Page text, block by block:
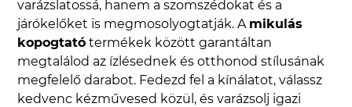
varázslatossá, hanem a szomszédokat és a
járókelőket is megmosolyogtatják. A mikulás
kopogtató termékek között garantáltan
megtalálod az ízlésednek és otthonod stílusának
megfelelő darabot. Fedezd fel a kínálatot, válassz
kedvenc kézművesed közül, és varázsolj igazi